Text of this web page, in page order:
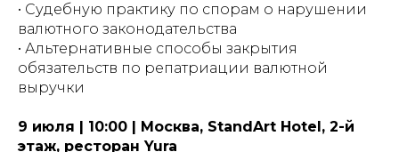
• Судебную практику по спорам о нарушении
валютного законодательства
• Альтернативные способы закрытия
обязательств по репатриации валютной
выручки
9 июля | 10:00 | Москва, StandArt Hotel, 2-й
этаж, ресторан Yura